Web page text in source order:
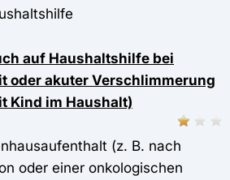
auf Haushaltshilfe bei
oder akuter Verschlimmerung
Kind im Haushalt)
(z. B. nach
oder einer onkologischen